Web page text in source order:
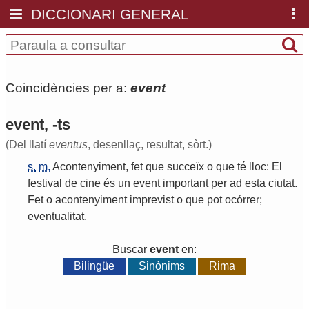
DICCIONARI GENERAL
Coincidències per a: event
event, -ts
(Del llatí eventus, desenllaç, resultat, sòrt.)
s. m. Acontenyiment, fet que succeïx o que té lloc: El
festival de cine és un event important per ad esta ciutat.
Fet o acontenyiment imprevist o que pot ocórrer;
eventualitat.
Buscar event en:
Bilingüe
Sinònims Rima